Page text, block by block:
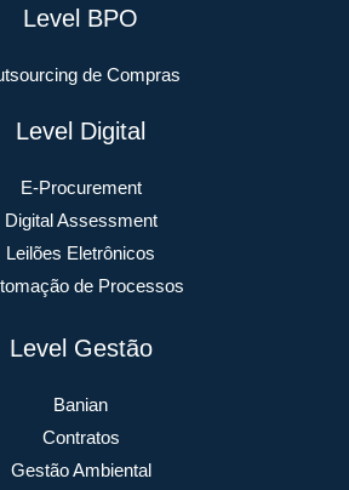
Level BPO
de Compras
Level Digital
E-Procurement
Digital Assessment
Leilões Eletrônicos
de Processos
Level Gestão
Banian
Contratos
Gestão Ambiental